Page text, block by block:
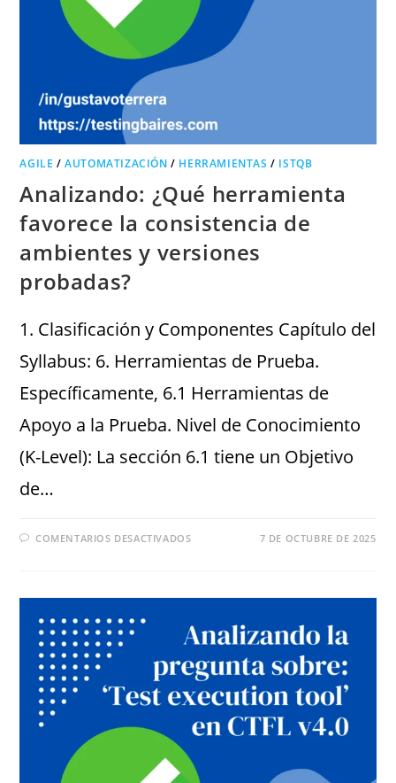
AGILE /AUTOMATIZACIÓN / HERRAMIENTAS / ISTQB
Analizando: ¿Qué herramienta
favorece la consistencia de
ambientes y versiones
probadas?
1. Clasificación y Componentes Capítulo del
Syllabus: 6. Herramientas de Prueba.
Específicamente, 6.1 Herramientas de
Apoyo a la Prueba. Nivel de Conocimiento
(K-Level): La sección 6.1 tiene un Objetivo
de…
COMENTARIOS DESACTIVADOS 7 DE OCTUBRE DE 2025